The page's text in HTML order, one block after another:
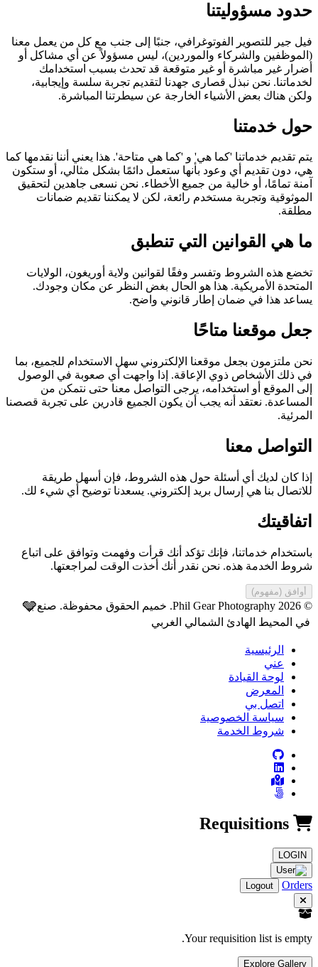
حدود مسؤوليتنا
فيل جير للتصوير الفوتوغرافي، جنبًا إلى جنب مع كل من يعمل معنا
(الموظفين والشركاء والموردين)، ليس مسؤولاً عن أي مشاكل أو
أضرار غير مباشرة أو غير متوقعة قد تحدث بسبب استخدامك
لخدماتنا. نحن نبذل قصارى جهدنا لتقديم تجربة سلسة وإيجابية،
ولكن هناك بعض الأشياء الخارجة عن سيطرتنا المباشرة.
حول خدمتنا
يتم تقديم خدماتنا 'كما هي' و 'كما هي متاحة'. هذا يعني أننا نقدمها كما
هي، دون تقديم أي وعود بأنها ستعمل دائمًا بشكل مثالي، أو ستكون
آمنة تمامًا، أو خالية من جميع الأخطاء. نحن نسعى جاهدين لتحقيق
الموثوقية وتجربة مستخدم رائعة، لكن لا يمكننا تقديم ضمانات
مطلقة.
ما هي القوانين التي تنطبق
تخضع هذه الشروط وتفسر وفقًا لقوانين ولاية أوريغون، الولايات
المتحدة الأمريكية. هذا هو الحال بغض النظر عن مكان وجودك.
يساعد هذا في ضمان إطار قانوني واضح.
جعل موقعنا متاحًا
نحن ملتزمون بجعل موقعنا الإلكتروني سهل الاستخدام للجميع، بما
في ذلك الأشخاص ذوي الإعاقة. إذا واجهت أي صعوبة في الوصول
إلى الموقع أو استخدامه، يرجى التواصل معنا حتى نتمكن من
المساعدة. نعتقد أنه يجب أن يكون الجميع قادرين على تجربة قصصنا
المرئية.
التواصل معنا
إذا كان لديك أي أسئلة حول هذه الشروط، فإن أسهل طريقة
للاتصال بنا هي إرسال بريد إلكتروني. يسعدنا توضيح أي شيء لك.
اتفاقيتك
باستخدام خدماتنا، فإنك تؤكد أنك قرأت وفهمت وتوافق على اتباع
شروط الخدمة هذه. نحن نقدر أنك أخذت الوقت لمراجعتها.
أوافق (مفهوم)
© 2026 Phil Gear Photography. خميم الحقوق محفوظة. صنع بـ
في المحيط الهادئ الشمالي الغربي
الرئيسية
عني
لوحة القيادة
المعرض
اتصل بي
سياسة الخصوصية
شروط الخدمة
LOGIN
Orders
Logout
Your requisition list is empty.
Explore Gallery